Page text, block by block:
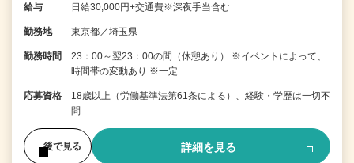
給与 日給30,000円+交通費※深夜手当含む
勤務地 東京都／埼玉県
勤務時間
23：00～翌23：00の間（休憩あり） ※イベントによって、
時間帯の変動あり ※一定…
応募資格
18歳以上（労働基準法第61条による）、経験・学歴は一切不
問
後で見る 詳細を見る